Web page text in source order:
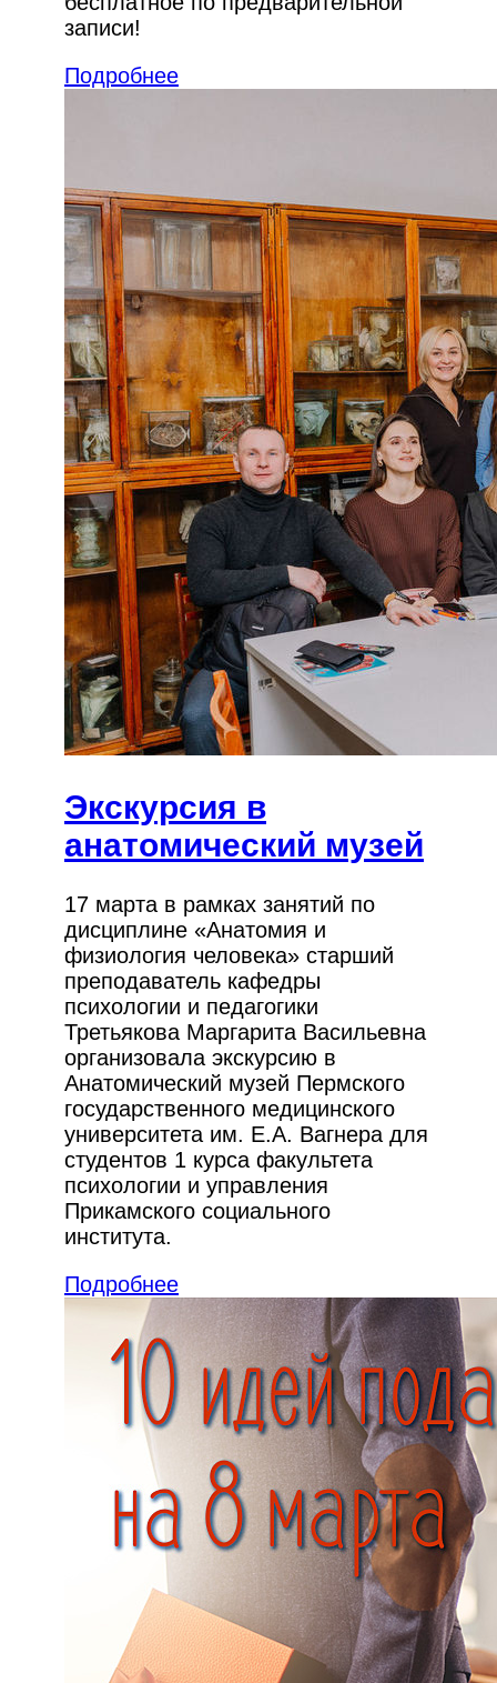
записи!
Подробнее
Экскурсия в
анатомический музей
17 марта в рамках занятий по
дисциплине «Анатомия и
физиология человека» старший
преподаватель кафедры
психологии и педагогики
Третьякова Маргарита Васильевна
организовала экскурсию в
Анатомический музей Пермского
государственного медицинского
университета им. Е.А. Вагнера для
студентов 1 курса факультета
психологии и управления
Прикамского социального
института.
Подробнее